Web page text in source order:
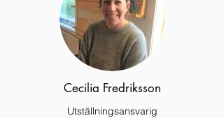
Cecilia Fredriksson
Utställningsansvarig